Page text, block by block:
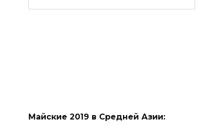
Майские 2019 в Средней Азии: